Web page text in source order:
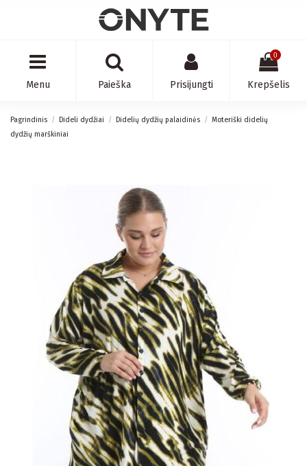
Menu Paieška Prisijungti
0
Krepšelis
Pagrindinis Dideli dydžiai Didelių dydžių palaidinės
Moteriški didelių
dydžių marškiniai